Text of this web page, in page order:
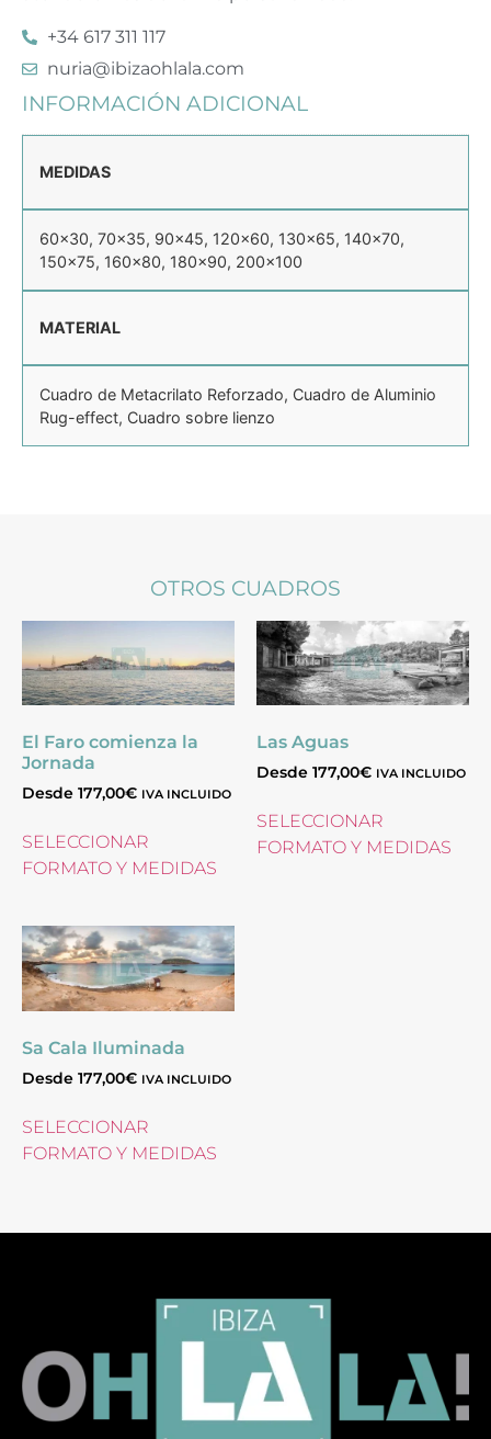
+34 617 311 117
nuria@ibizaohlala.com
INFORMACIÓN ADICIONAL
MEDIDAS
60×30, 70×35, 90×45, 120×60, 130×65, 140×70,
150×75, 160×80, 180×90, 200×100
MATERIAL
Cuadro de Metacrilato Reforzado, Cuadro de Aluminio
Rug-effect, Cuadro sobre lienzo
OTROS CUADROS
El Faro comienza la
Jornada
Desde 177,00€ IVA INCLUIDO
SELECCIONAR
FORMATO Y MEDIDAS
Las Aguas
Desde 177,00€ IVA INCLUIDO
SELECCIONAR
FORMATO Y MEDIDAS
Sa Cala Iluminada
Desde 177,00€ IVA INCLUIDO
SELECCIONAR
FORMATO Y MEDIDAS